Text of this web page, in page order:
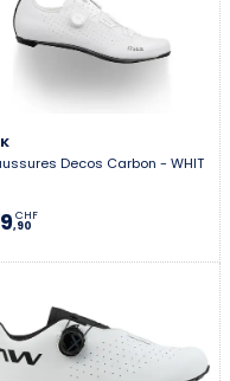
Decos Carbon - WHIT
,90
CHF